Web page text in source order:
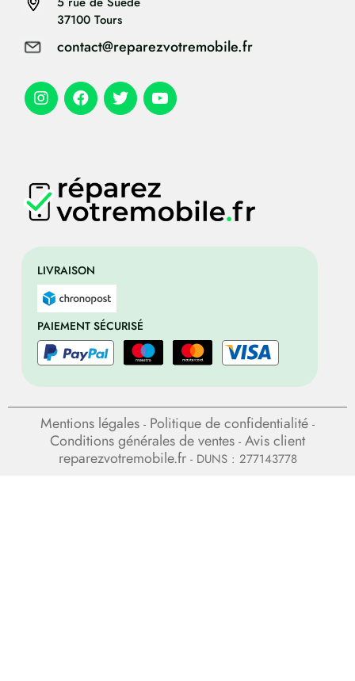
LIVRAISON
PAIEMENT SÉCURISÉ
37100 Tours
contact@reparezvotremobile.fr
Mentions légales - Politique de confidentialité -
Conditions générales de ventes - Avis client
reparezvotremobile.fr- DUNS : 277143778